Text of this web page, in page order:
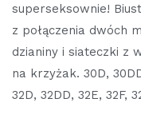
superseksownie!
z połączenia dwóch
dzianiny i siateczki z
na krzyżak. 30D,
32D, 32DD, 32E, 32F,